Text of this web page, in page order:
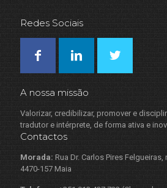
Redes Sociais
A nossa missão
Valorizar, credibilizar, promover e
tradutor e intérprete, de forma ativa e
Contactos
Morada: Rua Dr. Carlos Pires Felgueiras,
4470-157 Maia